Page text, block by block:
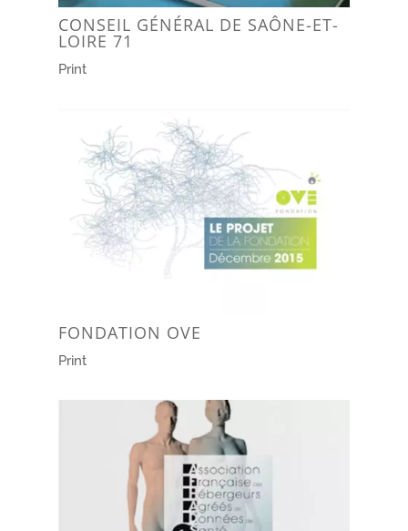
CONSEIL GÉNÉRAL DE SAÔNE-ET-
LOIRE 71
Print
FONDATION OVE
Print